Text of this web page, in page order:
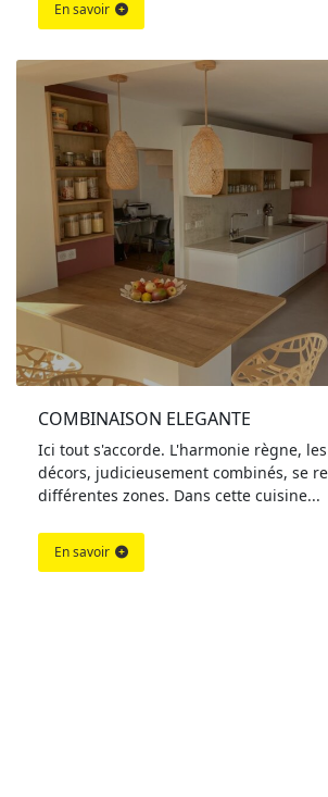
En savoir
COMBINAISON ELEGANTE
Ici tout s'accorde. L'harmonie règne,
décors, judicieusement combinés, se
différentes zones. Dans cette cuisine...
En savoir